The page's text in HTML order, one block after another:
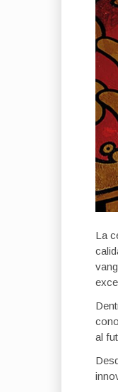
La
al